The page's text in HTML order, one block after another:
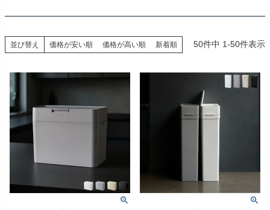
並び替え 価格が安い順 価格が高い順 新着順 50件中 1-50件表示